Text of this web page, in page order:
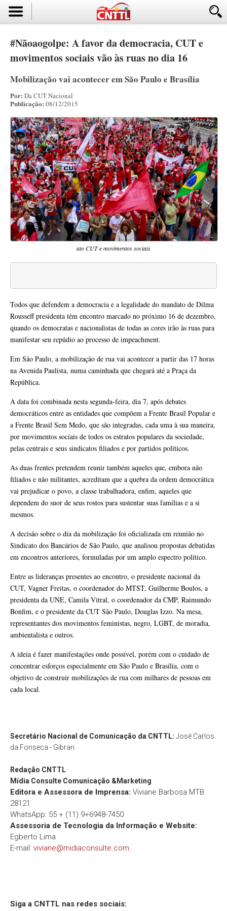
#Nãoaogolpe: A favor da democracia, CUT e
movimentos sociais vão às ruas no dia 16
Mobilização vai acontecer em São Paulo e Brasília
Por: Da CUT Nacional
Publicação: 08/12/2015
ato CUT e movimentos sociais
Todos que defendem a democracia e a legalidade do mandato de Dilma
Rousseff presidenta têm encontro marcado no próximo 16 de dezembro,
quando os democratas e nacionalistas de todas as cores irão às ruas para
manifestar seu repúdio ao processo de impeachment.
Em São Paulo, a mobilização de rua vai acontecer a partir das 17 horas
na Avenida Paulista, numa caminhada que chegará até a Praça da
República.
A data foi combinada nesta segunda-feira, dia 7, após debates
democráticos entre as entidades que compõem a Frente Brasil Popular e
a Frente Brasil Sem Medo, que são integradas, cada uma à sua maneira,
por movimentos sociais de todos os estratos populares da sociedade,
pelas centrais e seus sindicatos filiados e por partidos políticos.
As duas frentes pretendem reunir também aqueles que, embora não
filiados e não militantes, acreditam que a quebra da ordem democrática
vai prejudicar o povo, a classe trabalhadora, enfim, aqueles que
dependem do suor de seus rostos para sustentar suas famílias e a si
mesmos.
A decisão sobre o dia da mobilização foi oficializada em reunião no
Sindicato dos Bancários de São Paulo, que analisou propostas debatidas
em encontros anteriores, formuladas por um amplo espectro político.
Entre as lideranças presentes ao encontro, o presidente nacional da
CUT, Vagner Freitas, o coordenador do MTST, Guilherme Boulos, a
presidenta da UNE, Camila Vitral, o coordenador da CMP, Raimundo
Bonfim, e o presidente da CUT São Paulo, Douglas Izzo. Na mesa,
representantes dos movimentos feministas, negro, LGBT, de moradia,
ambientalista e outros.
A ideia é fazer manifestações onde possível, porém com o cuidado de
concentrar esforços especialmente em São Paulo e Brasília, com o
objetivo de construir mobilizações de rua com milhares de pessoas em
cada local.
Secretário Nacional de Comunicação da CNTTL: José Carlos
da Fonseca - Gibran
Redação CNTTL
Mídia Consulte Comunicação &Marketing
Editora e Assessora de Imprensa: Viviane Barbosa MTB
28121
WhatsApp: 55 + (11) 9+6948-7450
Assessoria de Tecnologia da Informação e Website:
Egberto Lima
E-mail: viviane@midiaconsulte.com
Siga a CNTTL nas redes sociais: